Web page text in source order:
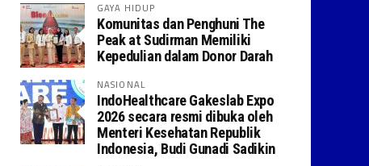
GAYA HIDUP
Komunitas dan Penghuni The
Peak at Sudirman Memiliki
Kepedulian dalam Donor Darah
NASIONAL
IndoHealthcare Gakeslab Expo
2026 secara resmi dibuka oleh
Menteri Kesehatan Republik
Indonesia, Budi Gunadi Sadikin